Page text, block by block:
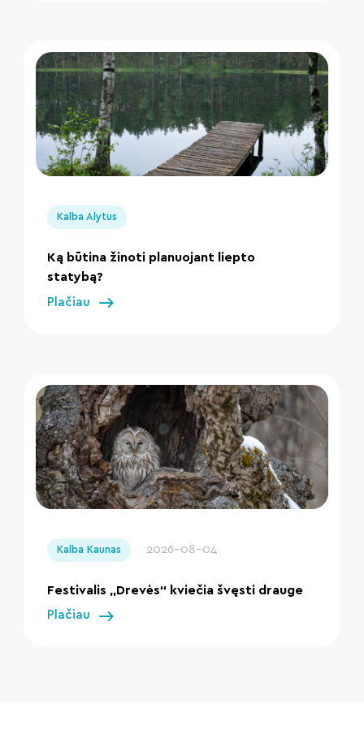
Kalba Alytus
Ką būtina žinoti planuojant liepto
statybą?
Plačiau
Kalba Kaunas 2026-08-04
Festivalis „Drevės“ kviečia švęsti drauge
Plačiau